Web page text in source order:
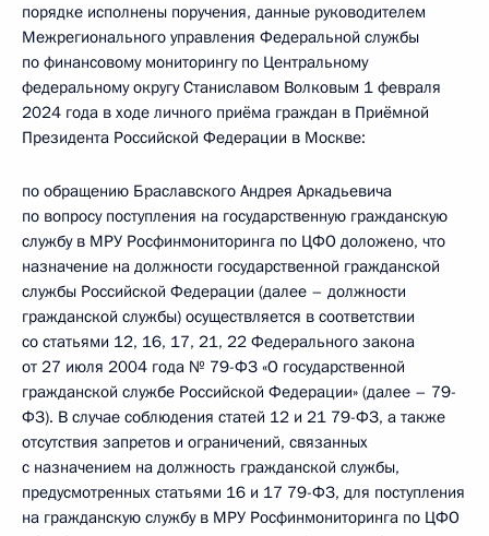
порядке исполнены поручения, данные руководителем
Межрегионального управления Федеральной службы
по финансовому мониторингу по Центральному
федеральному округу Станиславом Волковым 1 февраля
2024 года в ходе личного приёма граждан в Приёмной
Президента Российской Федерации в Москве:
по обращению Браславского Андрея Аркадьевича
по вопросу поступления на государственную гражданскую
службу в МРУ Росфинмониторинга по ЦФО доложено, что
назначение на должности государственной гражданской
службы Российской Федерации (далее – должности
гражданской службы) осуществляется в соответствии
со статьями 12, 16, 17, 21, 22 Федерального закона
от 27 июля 2004 года № 79-ФЗ «О государственной
гражданской службе Российской Федерации» (далее – 79-
ФЗ). В случае соблюдения статей 12 и 21 79-ФЗ, а также
отсутствия запретов и ограничений, связанных
с назначением на должность гражданской службы,
предусмотренных статьями 16 и 17 79-ФЗ, для поступления
на гражданскую службу в МРУ Росфинмониторинга по ЦФО